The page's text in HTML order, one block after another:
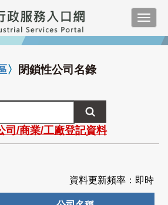
〉 閉鎖性公司名錄
司/商業/工廠登記資料
資料更新頻率：即時